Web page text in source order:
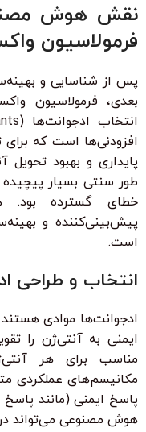
نقش هوش
فرمولاسیون
پس از شناسایی و
بعدی، فرمولاسیون
افزودنی‌ها است که
پایداری و بهبود
طور سنتی بسیار
خطای گسترده بود.
پیش‌بینی‌کننده و
است.
انتخاب و طراحی
ادجوانت‌ها موادی
ایمنی به آنتی‌ژن را
مناسب برای هر
مکانیسم‌های عملکردی
پاسخ ایمنی (مانند پاسخ
هوش مصنوعی می‌تواند